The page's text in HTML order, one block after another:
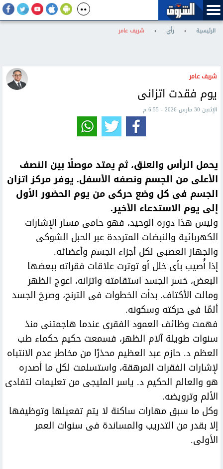
الرئيسية › رأي › شريف عامر
شريف عامر
يوم فقدت اتزانى
الإثنين 30 مارس 2026 - 6:55 م
يحمل الرأس والعنق، ثم يمتد موصلًا بين النصف
الأعلى من الجسم ونصفه الأسفل. يوفر مركز اتزان
الجسم فى كل وضع حركى من يوم الحضور الأول
إلى يوم الاستدعاء الأخير.
وليس هذا دوره الوحيد، فهو حامى مسار الإشارات
الكهربائية والنبضات المترددة عبر الحبل الشوكى
والجهاز العصبى لكل أجزاء الجسم وأعضائه.
إذا أُصيب بأى خلل أو توترت علاقات فقراته ببعضها
البعض، خسر الجسد استقامته واتزانه، اعوج الظهر
ومالت الأكتاف. بدأت الخطوات فى الترنح، وصرخ الجسد
ألمًا فى حركته وسكونه.
فهمت وظائف العمود الفقرى عندما هاجمتنى منذ
سنوات طويلة آلام الظهر، فسمعت حكيم حكماء طب
العظم د. حازم عبد العظيم محذرًا من مخاطر عدم الانتباه
لإشارات الفقرات المرهقة، واستسلمت لكل ما أصدره
هو والعالم الحكيم د. ياسر المليجى من تعليمات لتفادى
الألم وترويضه.
وكل ما سبق مهارات ساكنة لا يتم تفعيلها وتوظيفها
إلا بقدر من التدريب والمساندة فى سنوات العمر
الأولى.